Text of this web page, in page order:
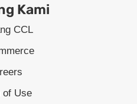
Kami
CCL
of Use